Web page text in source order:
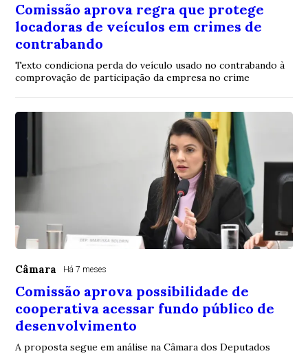
Comissão aprova regra que protege
locadoras de veículos em crimes de
contrabando
Texto condiciona perda do veículo usado no contrabando à
comprovação de participação da empresa no crime
Câmara Há 7 meses
Comissão aprova possibilidade de
cooperativa acessar fundo público de
desenvolvimento
A proposta segue em análise na Câmara dos Deputados